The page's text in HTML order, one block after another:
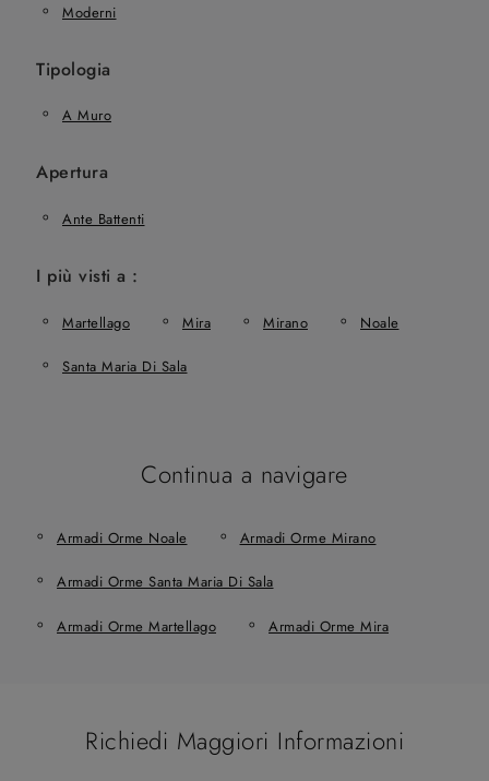
Moderni
Tipologia
A Muro
Apertura
Ante Battenti
I più visti a :
Martellago Mira Mirano Noale
Santa Maria Di Sala
Continua a navigare
Armadi Orme Noale Armadi Orme Mirano
Armadi Orme Santa Maria Di Sala
Armadi Orme Martellago Armadi Orme Mira
Richiedi Maggiori Informazioni